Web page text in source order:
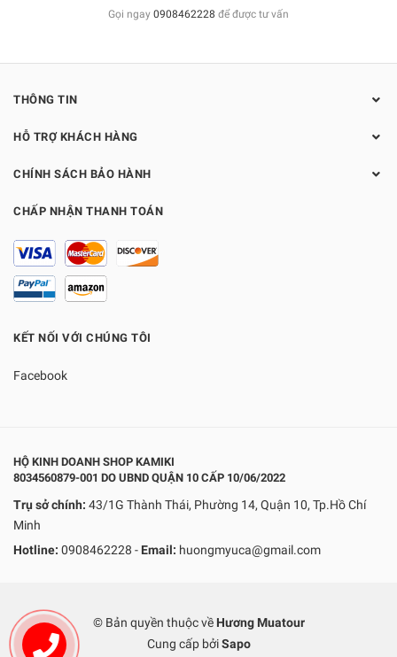
Gọi ngay 0908462228 để được tư vấn
THÔNG TIN
HỖ TRỢ KHÁCH HÀNG
CHÍNH SÁCH BẢO HÀNH
CHẤP NHẬN THANH TOÁN
KẾT NỐI VỚI CHÚNG TÔI
Facebook
HỘ KINH DOANH SHOP KAMIKI
8034560879-001 DO UBND QUẬN 10 CẤP 10/06/2022
Trụ sở chính: 43/1G Thành Thái, Phường 14, Quận 10, Tp.Hồ Chí
Minh
Hotline: 0908462228 - Email: huongmyuca@gmail.com
© Bản quyền thuộc về Hương Muatour
Cung cấp bởi Sapo